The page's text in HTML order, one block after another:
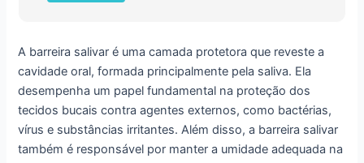
A barreira salivar é uma camada protetora que reveste a
cavidade oral, formada principalmente pela saliva. Ela
desempenha um papel fundamental na proteção dos
tecidos bucais contra agentes externos, como bactérias,
vírus e substâncias irritantes. Além disso, a barreira salivar
também é responsável por manter a umidade adequada na